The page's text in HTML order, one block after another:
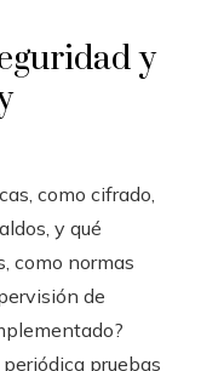
y
como cifrado,
y qué
como normas
de
pruebas